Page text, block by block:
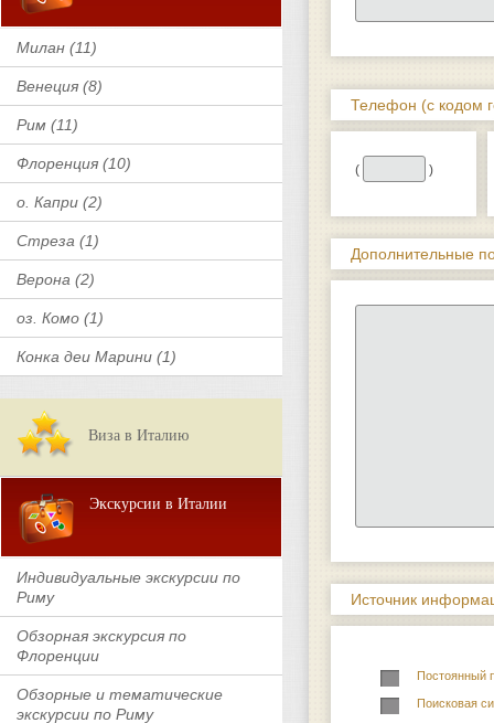
Милан (11)
Венеция (8)
Рим (11)
Флоренция (10)
о. Капри (2)
Стреза (1)
Верона (2)
оз. Комо (1)
Конка деи Марини (1)
Виза в Италию
Экскурсии в Италии
Индивидуальные экскурсии по
Риму
Обзорная экскурсия по
Флоренции
Обзорные и тематические
экскурсии по Риму
Телефон (с кодом
( )
Дополнительные
Источник
Постоянный
Поисковая